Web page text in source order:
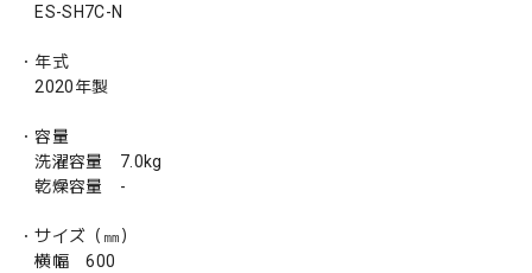
ES-SH7C-N
・年式
2020年製
・容量
洗濯容量 7.0kg
乾燥容量 -
・サイズ（㎜）
横幅 600